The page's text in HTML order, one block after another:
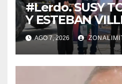
#Lerdo. SUSY
Y ESTEBAN
ENTREGAN
PROPIEDAD A
LERDENSES Y
ARRANQUE A
AGO 7, 2026